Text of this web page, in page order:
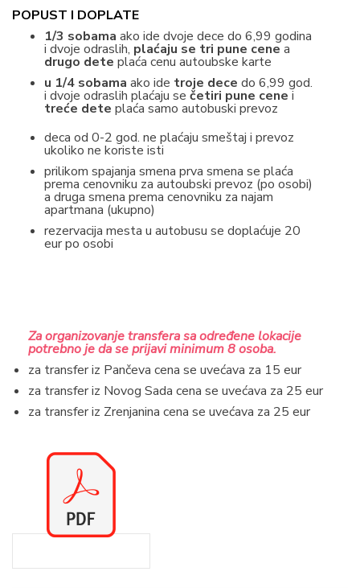
POPUST I DOPLATE
1/3 sobama ako ide dvoje dece do 6,99 godina
i dvoje odraslih, plaćaju se tri pune cene a
drugo dete plaća cenu autoubske karte
u 1/4 sobama ako ide troje dece do 6,99 god.
i dvoje odraslih plaćaju se četiri pune cene i
treće dete plaća samo autobuski prevoz
deca od 0-2 god. ne plaćaju smeštaj i prevoz
ukoliko ne koriste isti
prilikom spajanja smena prva smena se plaća
prema cenovniku za autoubski prevoz (po osobi)
a druga smena prema cenovniku za najam
apartmana (ukupno)
rezervacija mesta u autobusu se doplaćuje 20
eur po osobi
Za organizovanje transfera sa određene lokacije
potrebno je da se prijavi minimum 8 osoba.
za transfer iz Pančeva cena se uvećava za 15 eur
za transfer iz Novog Sada cena se uvećava za 25 eur
za transfer iz Zrenjanina cena se uvećava za 25 eur